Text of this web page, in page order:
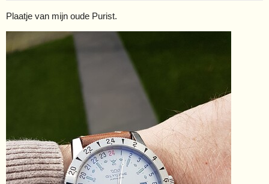
Plaatje van mijn oude Purist.